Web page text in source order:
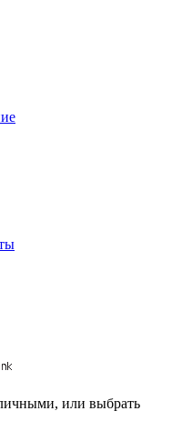
или выбрать